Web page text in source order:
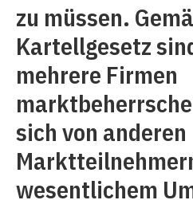
zu müssen.
Kartellgesetz
mehrere Firmen
sich von anderen
wesentlichem